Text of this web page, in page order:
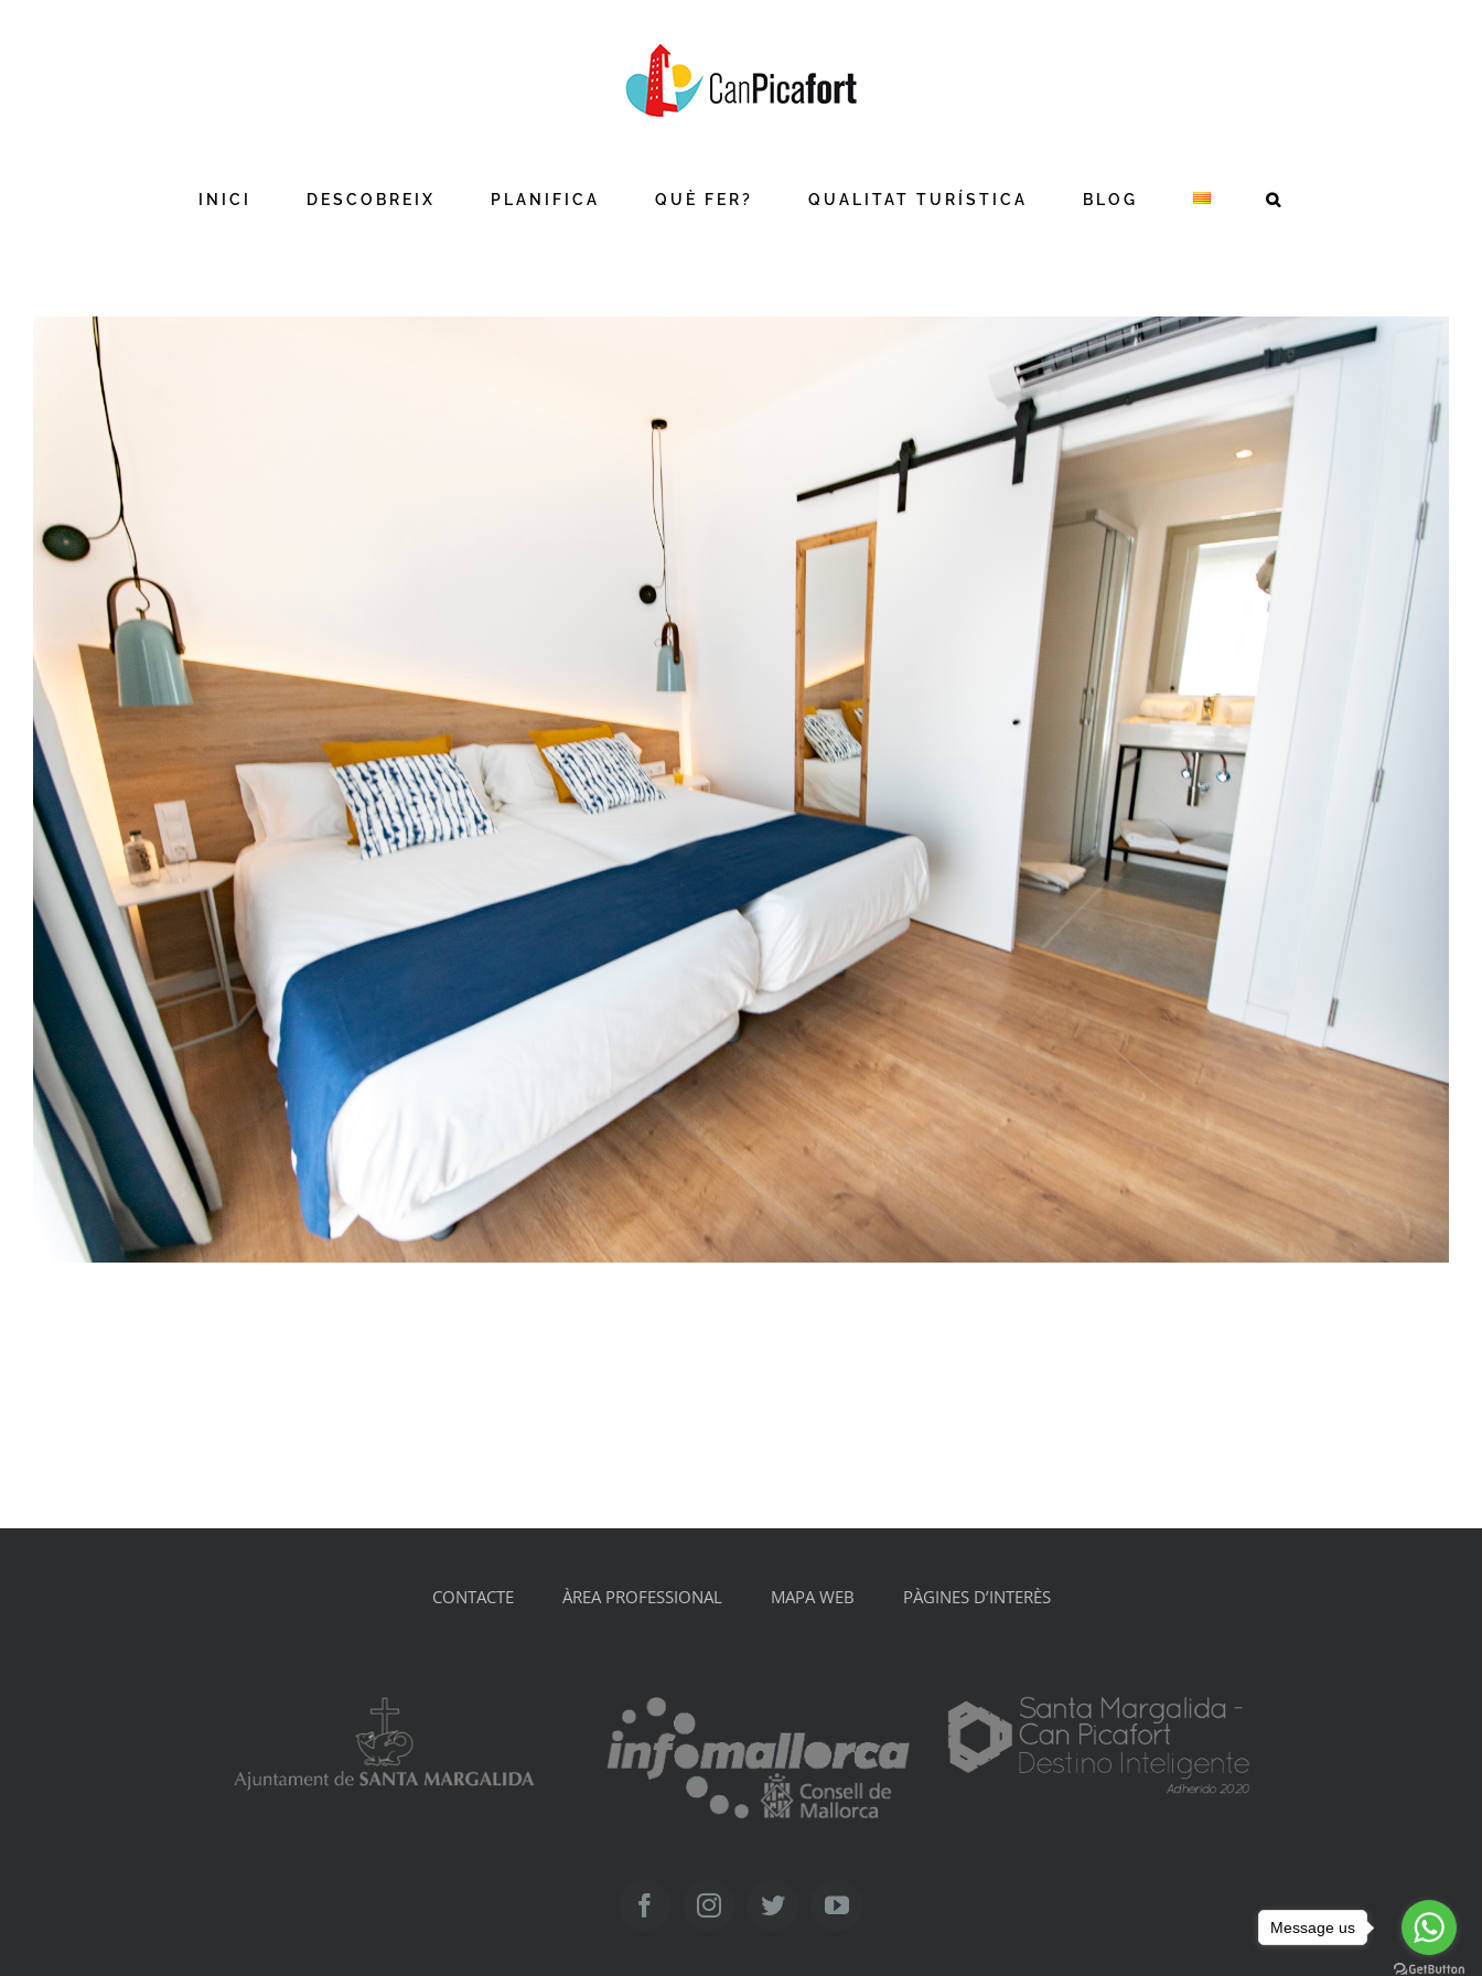
INICI DESCOBREIX PLANIFICA QUÈ FER? QUALITAT TURÍSTICA BLOG
CONTACTE ÀREA PROFESSIONAL MAPA WEB PÀGINES D’INTERÈS
FacebookInstagramTwitterYouTube
Message us